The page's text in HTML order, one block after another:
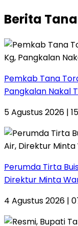
Berita
Pemkab Tana
Pangkalan Nakal
5 Agustus 2026 |
Perumda Tirta
Direktur Minta
4 Agustus 2026 |